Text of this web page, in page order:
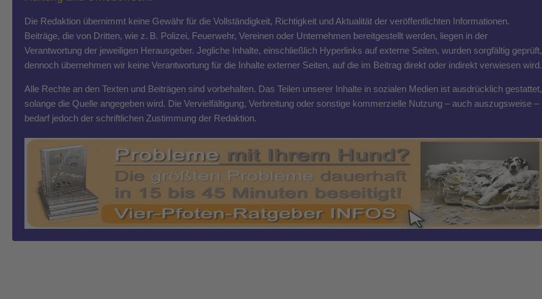
Die Redaktion übernimmt keine Gewähr für die Vollständigkeit, Richtigkeit und Aktualität der veröffentlichten Informationen.
Beiträge, die von Dritten, wie z. B. Polizei, Feuerwehr, Vereinen oder Unternehmen bereitgestellt werden, liegen in der
Verantwortung der jeweiligen Herausgeber. Jegliche Inhalte, einschließlich Hyperlinks auf externe Seiten, wurden sorgfältig geprüft,
dennoch übernehmen wir keine Verantwortung für die Inhalte externer Seiten, auf die im Beitrag direkt oder indirekt verwiesen wird.
Alle Rechte an den Texten und Beiträgen sind vorbehalten. Das Teilen unserer Inhalte in sozialen Medien ist ausdrücklich gestattet,
solange die Quelle angegeben wird. Die Vervielfältigung, Verbreitung oder sonstige kommerzielle Nutzung – auch auszugsweise –
bedarf jedoch der schriftlichen Zustimmung der Redaktion.